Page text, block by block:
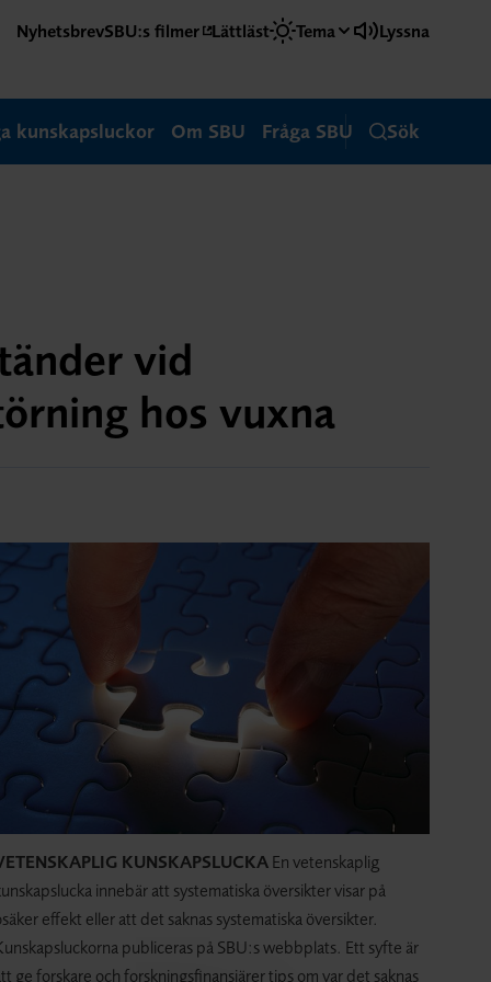
NyhetsbrevSBU:s filmer Lättläst Tema Lyssna
kunskapsluckor Om SBU Fråga SBU Sök
vid
hos vuxna
KUNSKAPSLUCKAEn vetenskaplig
innebär att systematiska översikter visar på
effekt eller att det saknas systematiska översikter.
publiceras på SBU:s webbplats. Ett syfte är
ge forskare och forskningsfinansiärer tips om var det saknas